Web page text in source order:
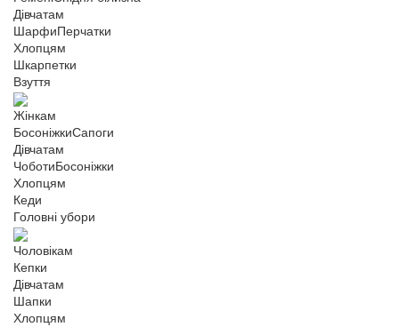
Дівчатам
ШарфиПерчатки
Хлопцям
Шкарпетки
Взуття
Жінкам
БосоніжкиСапоги
Дівчатам
ЧоботиБосоніжки
Хлопцям
Кеди
Головні убори
Чоловікам
Кепки
Дівчатам
Шапки
Хлопцям